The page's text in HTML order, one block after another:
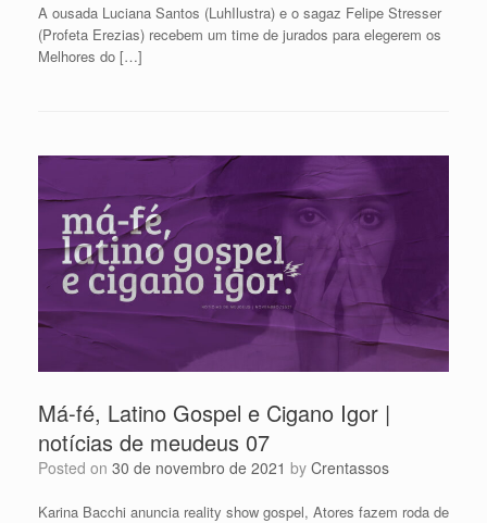
A ousada Luciana Santos (LuhIlustra) e o sagaz Felipe Stresser
(Profeta Erezias) recebem um time de jurados para elegerem os
Melhores do […]
Má-fé, Latino Gospel e Cigano Igor |
notícias de meudeus 07
Posted on 30 de novembro de 2021 by Crentassos
Karina Bacchi anuncia reality show gospel, Atores fazem roda de